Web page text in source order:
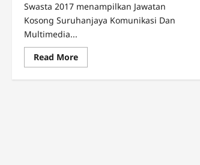
Swasta 2017 menampilkan Jawatan
Kosong Suruhanjaya Komunikasi Dan
Multimedia...
Read MoreRead
more
Jawatan